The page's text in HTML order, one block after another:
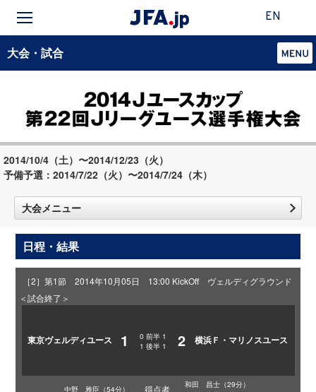
EN
大会・試合
2014/10/4（土）〜2014/12/23（火）
予備予選：2014/7/22（火）〜2014/7/24（木）
大会メニュー
日程・結果
［2］第1節 2014年10月05日 13:00 KickOff ヴェルディグラウンド
＜試合終了＞
東京ヴェルディユース 1 0 前半 1
1 後半 1 2 横浜Ｆ・マリノスユース
中野 雅臣（54分） 得点者
和田 昌士（29分）